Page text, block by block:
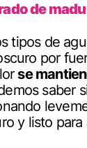
de
tipos de
por
se
saber
y listo para